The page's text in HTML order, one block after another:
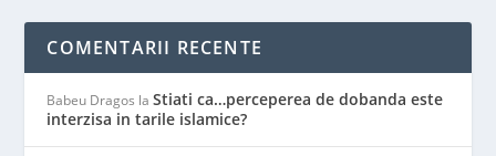
COMENTARII RECENTE
Babeu Dragos laStiati ca…perceperea de dobanda este
interzisa in tarile islamice?